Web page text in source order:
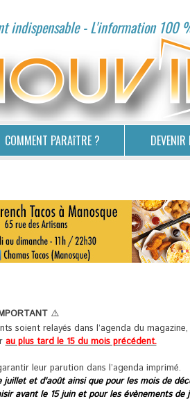
indispensable - L'information 100
COMMENT PARAîTRE ?
⚠️
soient relayés dans l’agenda du magazine,
au plus tard le 15 du mois précédent.
leur parution dans l’agenda imprimé.
et d'août ainsi que pour les mois de
avant le 15 juin et pour les évènements de